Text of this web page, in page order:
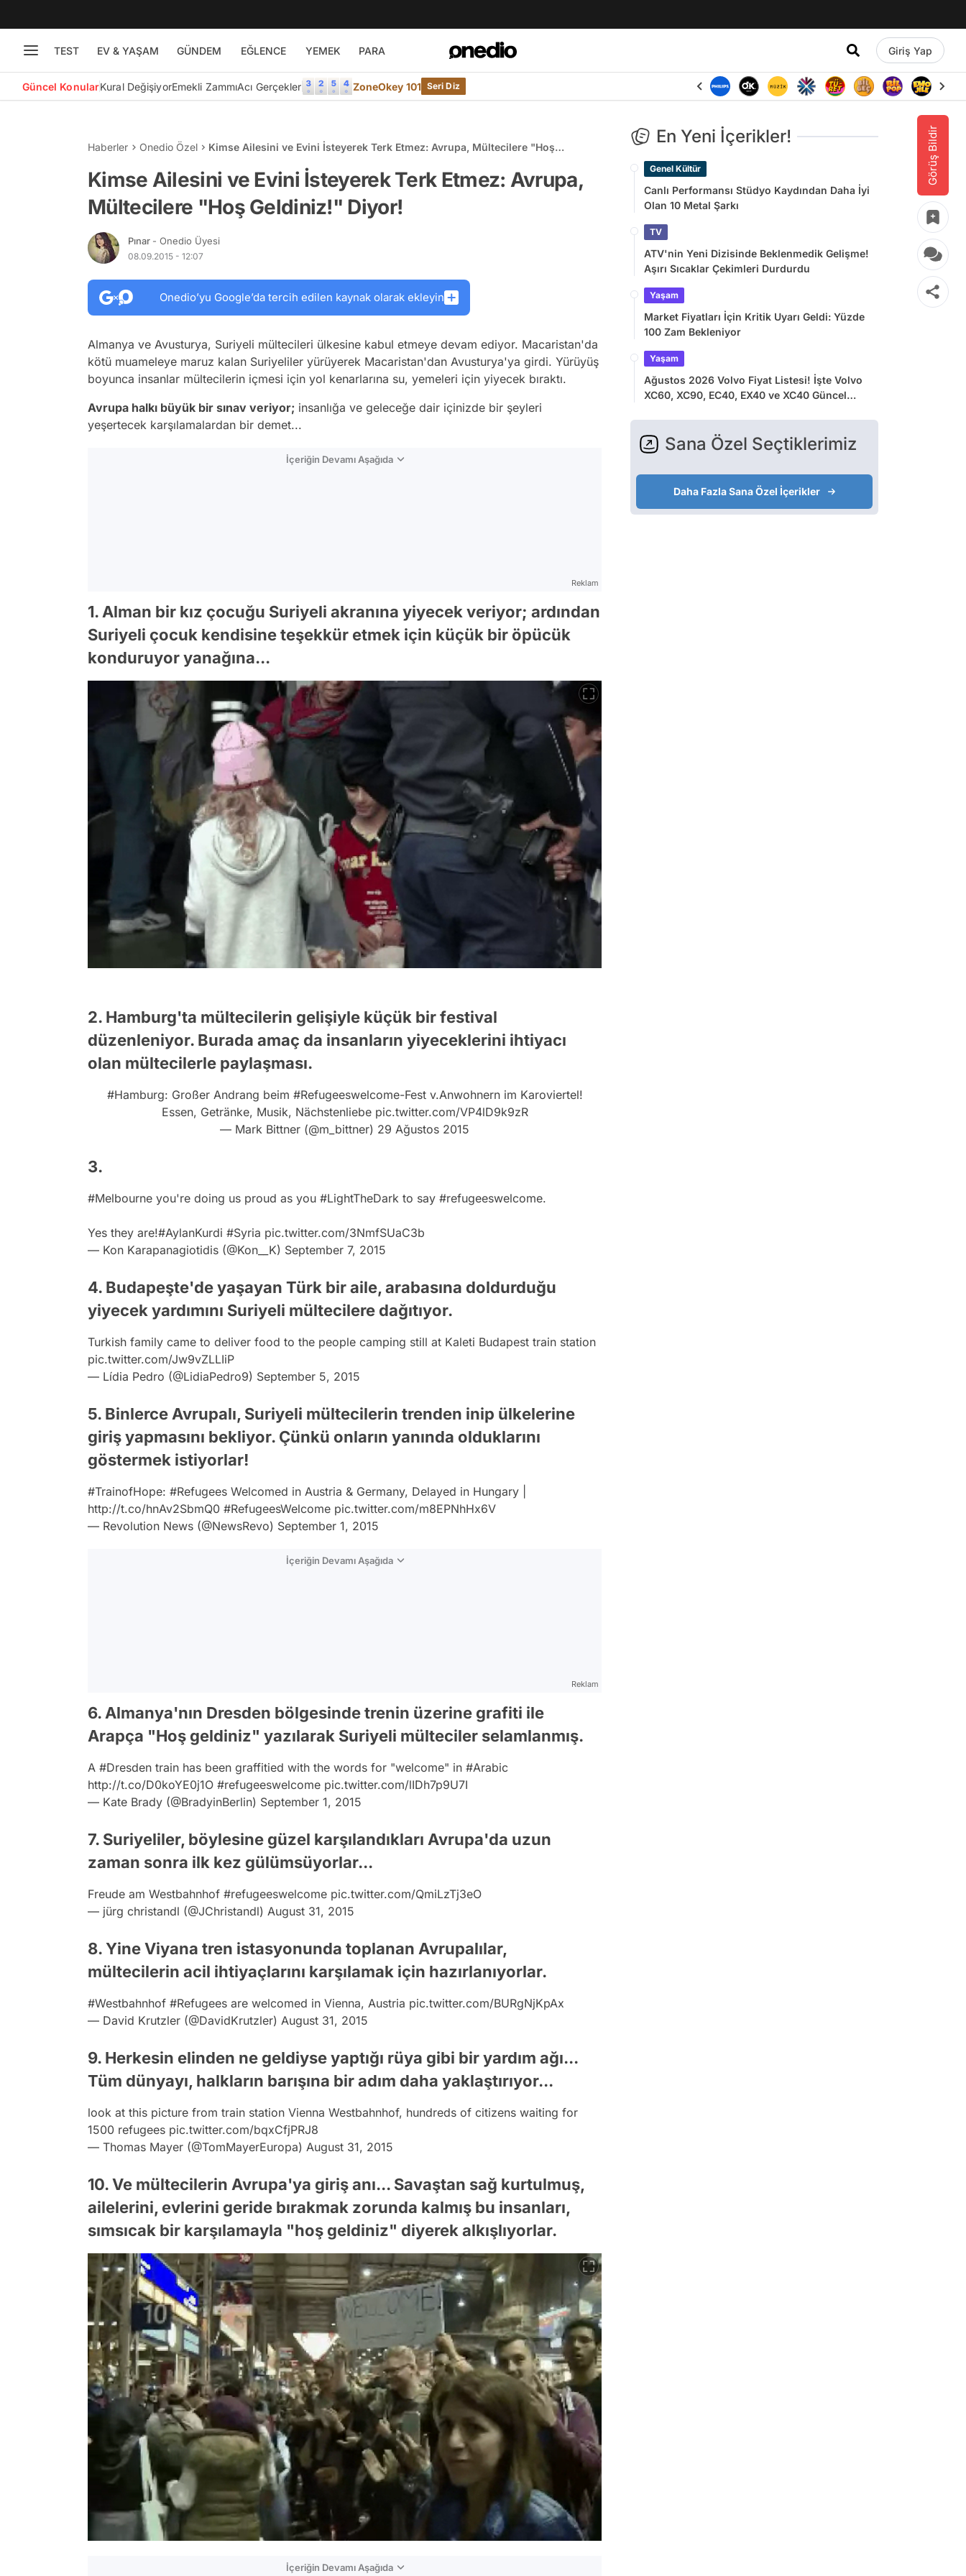
TEST EV & YAŞAM GÜNDEM EĞLENCE YEMEK PARA Giriş Yap
Güncel KonularKural DeğişiyorEmekli ZammıAcı Gerçekler ZoneOkey 101 Seri Diz
Görüş Bildir
Haberler Onedio Özel
Kimse Ailesini ve Evini İsteyerek Terk Etmez: Avrupa, Mültecilere "Hoş
Kimse Ailesini ve Evini İsteyerek Terk Etmez: Avrupa,
Mültecilere "Hoş Geldiniz!" Diyor!
Pınar - Onedio Üyesi
08.09.2015 - 12:07
Onedio’yu Google’da tercih edilen kaynak olarak ekleyin
Almanya ve Avusturya, Suriyeli mültecileri ülkesine kabul etmeye devam ediyor. Macaristan'da
kötü muameleye maruz kalan Suriyeliler yürüyerek Macaristan'dan Avusturya'ya girdi. Yürüyüş
boyunca insanlar mültecilerin içmesi için yol kenarlarına su, yemeleri için yiyecek bıraktı.
Avrupa halkı büyük bir sınav veriyor; insanlığa ve geleceğe dair içinizde bir şeyleri
yeşertecek karşılamalardan bir demet...
İçeriğin Devamı Aşağıda
Reklam
1. Alman bir kız çocuğu Suriyeli akranına yiyecek veriyor; ardından
Suriyeli çocuk kendisine teşekkür etmek için küçük bir öpücük
konduruyor yanağına...
2. Hamburg'ta mültecilerin gelişiyle küçük bir festival
düzenleniyor. Burada amaç da insanların yiyeceklerini ihtiyacı
olan mültecilerle paylaşması.
#Hamburg: Großer Andrang beim #Refugeeswelcome-Fest v.Anwohnern im Karoviertel!
Essen, Getränke, Musik, Nächstenliebe pic.twitter.com/VP4lD9k9zR
— Mark Bittner (@m_bittner) 29 Ağustos 2015
3.
#Melbourne you're doing us proud as you #LightTheDark to say #refugeeswelcome.
Yes they are!#AylanKurdi #Syria pic.twitter.com/3NmfSUaC3b
— Kon Karapanagiotidis (@Kon__K) September 7, 2015
4. Budapeşte'de yaşayan Türk bir aile, arabasına doldurduğu
yiyecek yardımını Suriyeli mültecilere dağıtıyor.
Turkish family came to deliver food to the people camping still at Kaleti Budapest train station
pic.twitter.com/Jw9vZLLIiP
— Lídia Pedro (@LidiaPedro9) September 5, 2015
5. Binlerce Avrupalı, Suriyeli mültecilerin trenden inip ülkelerine
giriş yapmasını bekliyor. Çünkü onların yanında olduklarını
göstermek istiyorlar!
#TrainofHope: #Refugees Welcomed in Austria & Germany, Delayed in Hungary |
http://t.co/hnAv2SbmQ0 #RefugeesWelcome pic.twitter.com/m8EPNhHx6V
— Revolution News (@NewsRevo) September 1, 2015
İçeriğin Devamı Aşağıda
Reklam
6. Almanya'nın Dresden bölgesinde trenin üzerine grafiti ile
Arapça "Hoş geldiniz" yazılarak Suriyeli mülteciler selamlanmış.
A #Dresden train has been graffitied with the words for "welcome" in #Arabic
http://t.co/D0koYE0j1O #refugeeswelcome pic.twitter.com/lIDh7p9U7I
— Kate Brady (@BradyinBerlin) September 1, 2015
7. Suriyeliler, böylesine güzel karşılandıkları Avrupa'da uzun
zaman sonra ilk kez gülümsüyorlar...
Freude am Westbahnhof #refugeeswelcome pic.twitter.com/QmiLzTj3eO
— jürg christandl (@JChristandl) August 31, 2015
8. Yine Viyana tren istasyonunda toplanan Avrupalılar,
mültecilerin acil ihtiyaçlarını karşılamak için hazırlanıyorlar.
#Westbahnhof #Refugees are welcomed in Vienna, Austria pic.twitter.com/BURgNjKpAx
— David Krutzler (@DavidKrutzler) August 31, 2015
9. Herkesin elinden ne geldiyse yaptığı rüya gibi bir yardım ağı...
Tüm dünyayı, halkların barışına bir adım daha yaklaştırıyor...
look at this picture from train station Vienna Westbahnhof, hundreds of citizens waiting for
1500 refugees pic.twitter.com/bqxCfjPRJ8
— Thomas Mayer (@TomMayerEuropa) August 31, 2015
10. Ve mültecilerin Avrupa'ya giriş anı... Savaştan sağ kurtulmuş,
ailelerini, evlerini geride bırakmak zorunda kalmış bu insanları,
sımsıcak bir karşılamayla "hoş geldiniz" diyerek alkışlıyorlar.
İçeriğin Devamı Aşağıda
En Yeni İçerikler!
Genel Kültür
Canlı Performansı Stüdyo Kaydından Daha İyi
Olan 10 Metal Şarkı
TV
ATV'nin Yeni Dizisinde Beklenmedik Gelişme!
Aşırı Sıcaklar Çekimleri Durdurdu
Yaşam
Market Fiyatları İçin Kritik Uyarı Geldi: Yüzde
100 Zam Bekleniyor
Yaşam
Ağustos 2026 Volvo Fiyat Listesi! İşte Volvo
XC60, XC90, EC40, EX40 ve XC40 Güncel
Sana Özel Seçtiklerimiz
Daha Fazla Sana Özel İçerikler